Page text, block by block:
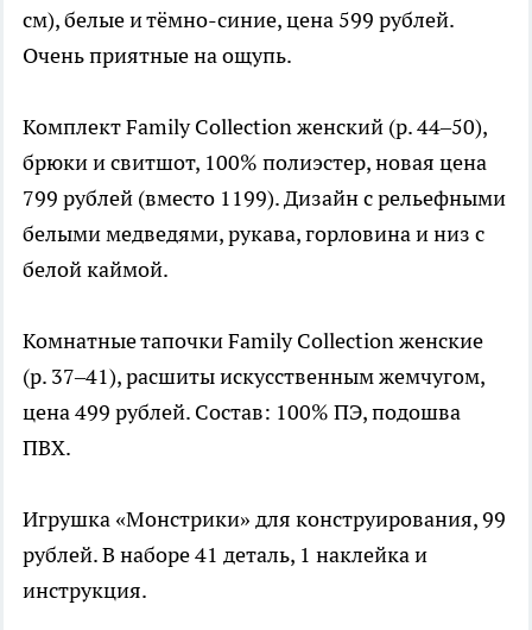
см), белые и тёмно-синие, цена 599 рублей.
Очень приятные на ощупь.
Комплект Family Collection женский (р. 44–50),
брюки и свитшот, 100% полиэстер, новая цена
799 рублей (вместо 1199). Дизайн с рельефными
белыми медведями, рукава, горловина и низ с
белой каймой.
Комнатные тапочки Family Collection женские
(р. 37–41), расшиты искусственным жемчугом,
цена 499 рублей. Состав: 100% ПЭ, подошва
ПВХ.
Игрушка «Монстрики» для конструирования, 99
рублей. В наборе 41 деталь, 1 наклейка и
инструкция.